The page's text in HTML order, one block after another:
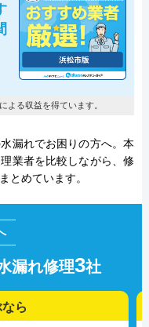
る収益を得ています。
漏れでお困りの方へ。本
業者を比較しながら、修
とめています。
漏れ修理3社
ら